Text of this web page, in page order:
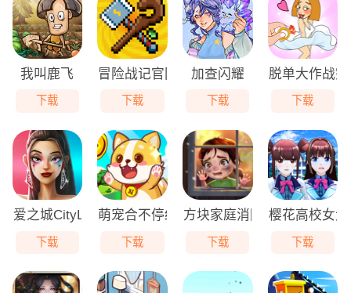
我叫鹿飞
下载
冒险战记官网
下载
加查闪耀
下载
脱单大作战
下载
爱之城CityLo
下载
萌宠合不停红包版
下载
方块家庭消除(Tile Family)
下载
樱花高校女
下载